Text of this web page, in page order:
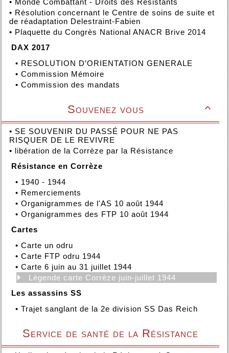
• Résolution concernant le Centre de soins de suite et
de réadaptation Delestraint-Fabien
• Plaquette du Congrès National ANACR Brive 2014
DAX 2017
• RESOLUTION D’ORIENTATION GENERALE
• Commission Mémoire
• Commission des mandats

Souvenez vous
• SE SOUVENIR DU PASSÉ POUR NE PAS
RISQUER DE LE REVIVRE
• libération de la Corrèze par la Résistance
Résistance en Corrèze
• 1940 - 1944
• Remerciements
• Organigrammes de l'AS 10 août 1944
• Organigrammes des FTP 10 août 1944
Cartes
• Carte un odru
• Carte FTP odru 1944
• Carte 6 juin au 31 juillet 1944
Légende carte Corrèze juin-juillet 1944
Les assassins SS
• Trajet sanglant de la 2e division SS Das Reich
Service de santé de la Résistance